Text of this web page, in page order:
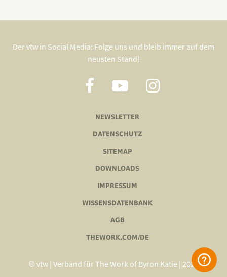
Der vtw in Social Media: Folge uns und bleib immer auf dem
neusten Stand!
NEWSLETTER
DATENSCHUTZ
SITEMAP
DOWNLOADS
IMPRESSUM
WISSENSDATENBANK
AGB
THEWORK.COM/DE
© vtw | Verband für The Work of Byron Katie | 2020